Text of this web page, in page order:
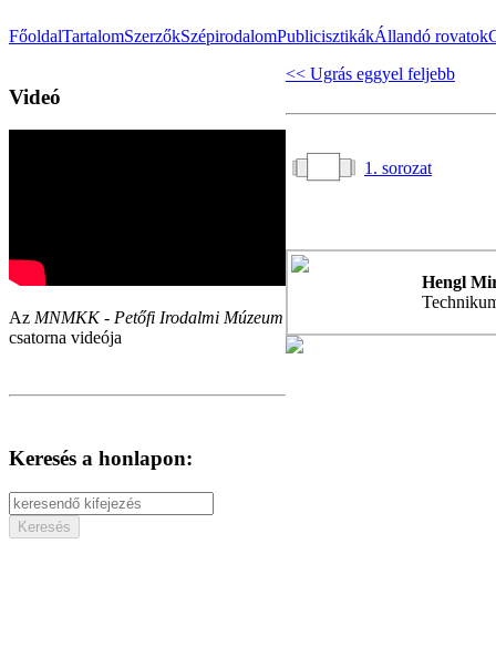
FőoldalTartalomSzerzőkSzépirodalomPublicisztikákÁllandó rovatok
Videó
Az MNMKK - Petőfi Irodalmi Múzeum
csatorna videója
Keresés a honlapon:
<< Ugrás eggyel feljebb
1. sorozat
Hengl